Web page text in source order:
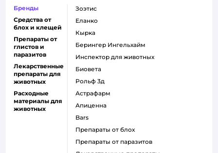
Бренды
Средства от
блох и клещей
Препараты от
глистов и
паразитов
Лекарственные
препараты для
животных
Расходные
материалы для
животных
Зоэтис
Еланко
Кырка
Берингер Ингельхайм
Инспектор для животных
Биовета
Рольф 3д
Астрафарм
Апиценна
Bars
Препараты от блох
Препараты от паразитов